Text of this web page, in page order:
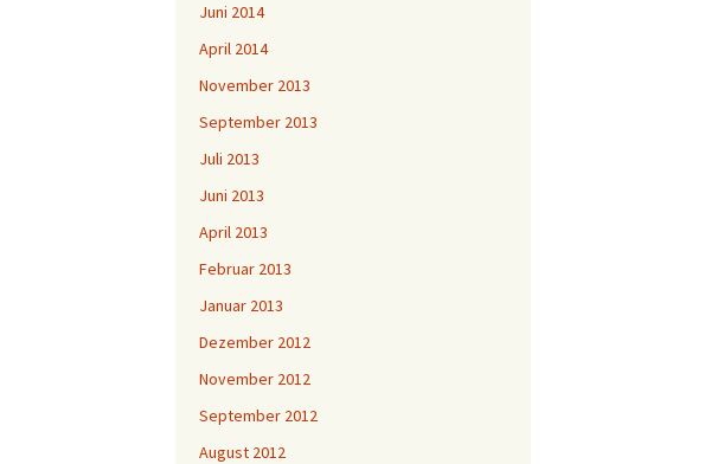
Juni 2014
April 2014
November 2013
September 2013
Juli 2013
Juni 2013
April 2013
Februar 2013
Januar 2013
Dezember 2012
November 2012
September 2012
August 2012